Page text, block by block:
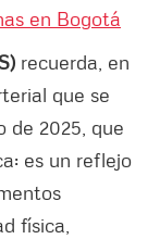
en Bogotá
recuerda, en
que se
de 2025, que
es un reflejo
física,